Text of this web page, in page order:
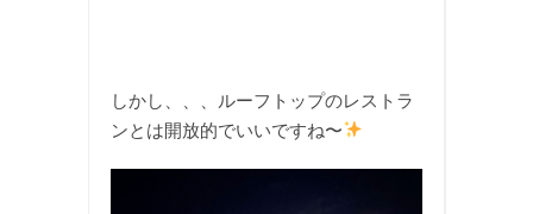
しかし、、、ルーフトップのレストラ
ンとは開放的でいいですね〜